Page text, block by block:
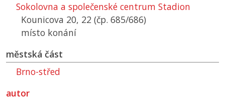
Sokolovna a společenské centrum Stadion
Kounicova 20, 22 (čp. 685/686)
místo konání
městská část
Brno-střed
autor